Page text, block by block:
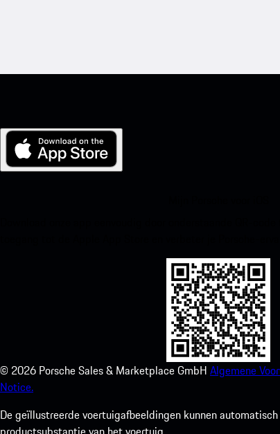
© 2026 Porsche Sales & Marketplace GmbH Algemene
Notice.
De geïllustreerde voertuigafbeeldingen kunnen